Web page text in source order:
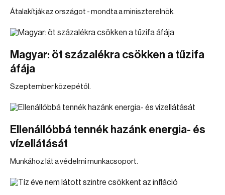
Átalakítják az országot - mondta a miniszterelnök.
Magyar: öt százalékra csökken a tűzifa
áfája
Szeptember közepétől.
Ellenállóbbá tennék hazánk energia- és
vízellátását
Munkához lát a védelmi munkacsoport.